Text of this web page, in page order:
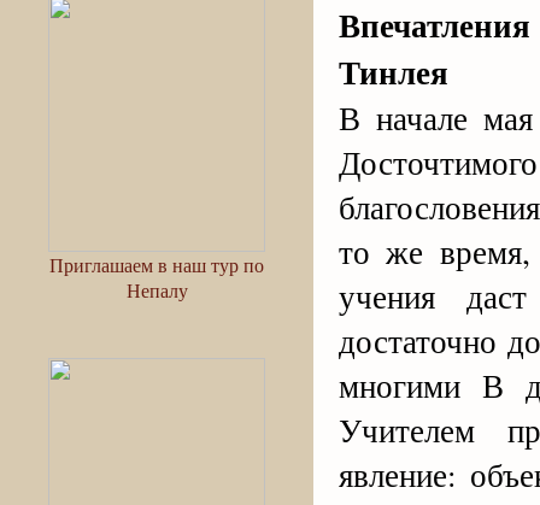
Приглашаем в наш тур по
Непалу
Тинлея
В начале
то же время,
учения
достаточно
многими В
Учителем
явление: